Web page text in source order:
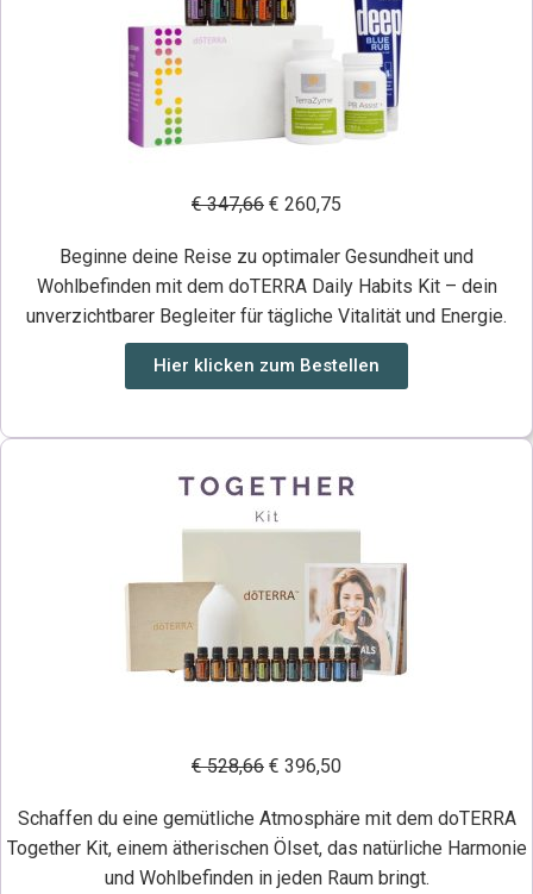
€ 347,66 € 260,75
Beginne deine Reise zu optimaler Gesundheit und
Wohlbefinden mit dem doTERRA Daily Habits Kit – dein
unverzichtbarer Begleiter für tägliche Vitalität und Energie.
Hier klicken zum Bestellen
€ 528,66 € 396,50
Schaffen du eine gemütliche Atmosphäre mit dem doTERRA
Together Kit, einem ätherischen Ölset, das natürliche Harmonie
und Wohlbefinden in jeden Raum bringt.